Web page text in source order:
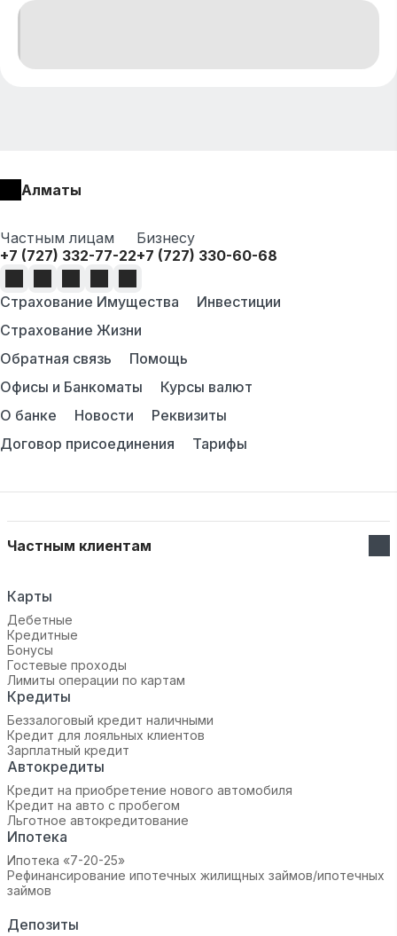
Алматы
Частным лицам
+7 (727) 332-77-22
Бизнесу
+7 (727) 330-60-68
Страхование Имущества
Инвестиции
Страхование Жизни
Обратная связь
Помощь
Офисы и Банкоматы
Курсы валют
О банке
Новости
Реквизиты
Договор присоединения
Тарифы
Частным клиентам
Карты
Дебетные
Кредитные
Бонусы
Гостевые проходы
Лимиты операции по картам
Кредиты
Беззалоговый кредит наличными
Кредит для лояльных клиентов
Зарплатный кредит
Автокредиты
Кредит на приобретение нового автомобиля
Кредит на авто с пробегом
Льготное автокредитование
Ипотека
Ипотека «7-20-25»‬
Рефинансирование ипотечных жилищных займов/ипотечных
займов
Депозиты